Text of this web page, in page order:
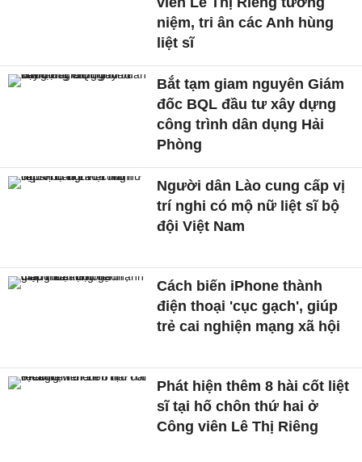
niệm, tri ân các Anh hùng
liệt sĩ
Bắt tạm giam nguyên Giám
đốc BQL đầu tư xây dựng
công trình dân dụng Hải
Phòng
Người dân Lào cung cấp vị
trí nghi có mộ nữ liệt sĩ bộ
đội Việt Nam
Cách biến iPhone thành
điện thoại 'cục gạch', giúp
trẻ cai nghiện mạng xã hội
Phát hiện thêm 8 hài cốt liệt
sĩ tại hố chôn thứ hai ở
Công viên Lê Thị Riêng